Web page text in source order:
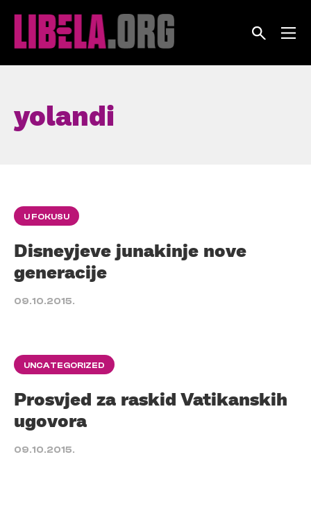
yolandi
U FOKUSU
Disneyjeve junakinje nove
generacije
09.10.2015.
UNCATEGORIZED
Prosvjed za raskid Vatikanskih
ugovora
09.10.2015.